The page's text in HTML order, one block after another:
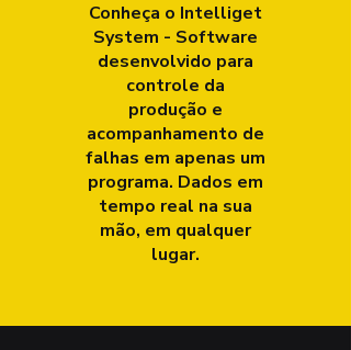
Conheça o Intelliget
System - Software
desenvolvido para
controle da
produção e
acompanhamento de
falhas em apenas um
programa. Dados em
tempo real na sua
mão, em qualquer
lugar.